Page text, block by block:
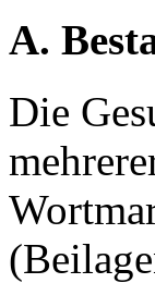
A.
Die